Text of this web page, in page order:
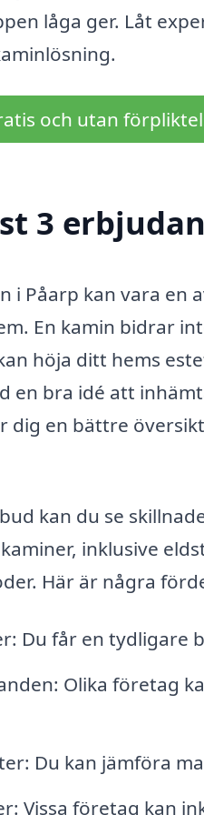
låga ger. Låt
och utan
3
i Påarp kan vara en
En kamin bidrar
höja ditt hems
en bra idé att
dig en bättre
kan du se
inklusive
Här är några
Du får en tydligare
Olika företag
Du kan jämföra
Vissa företag kan